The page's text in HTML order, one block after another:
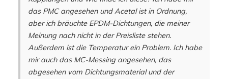
das PMC angesehen und Acetal ist in Ordnung,
aber ich bräuchte EPDM-Dichtungen, die meiner
Meinung nach nicht in der Preisliste stehen.
Außerdem ist die Temperatur ein Problem. Ich habe
mir auch das MC-Messing angesehen, das
abgesehen vom Dichtungsmaterial und der